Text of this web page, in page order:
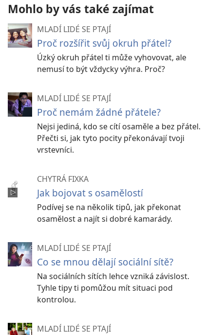
Mohlo by vás také zajímat
MLADÍ LIDÉ SE PTAJÍ
Proč rozšířit svůj okruh přátel?
Úzký okruh přátel ti může vyhovovat, ale
nemusí to být vždycky výhra. Proč?
MLADÍ LIDÉ SE PTAJÍ
Proč nemám žádné přátele?
Nejsi jediná, kdo se cítí osaměle a bez přátel.
Přečti si, jak tyto pocity překonávají tvoji
vrstevníci.
CHYTRÁ FIXKA
Jak bojovat s osamělostí
Podívej se na několik tipů, jak překonat
osamělost a najít si dobré kamarády.
MLADÍ LIDÉ SE PTAJÍ
Co se mnou dělají sociální sítě?
Na sociálních sítích lehce vzniká závislost.
Tyhle tipy ti pomůžou mít situaci pod
kontrolou.
MLADÍ LIDÉ SE PTAJÍ